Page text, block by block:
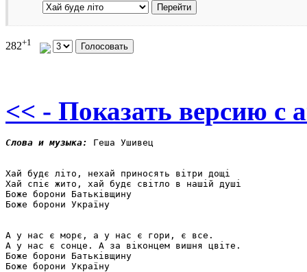
282+1
<< - Показать версию c
Слова и музыка: Геша Ушивец
Хай будє літо, нехай приносять вітри дощі
Хай спіє жито, хай будє світло в нашій душі
Боже борони Батьківщину
Боже борони Україну
А у нас є морє, а у нас є гори, є все.
А у нас є сонце. А за віконцем вишня цвіте.
Боже борони Батьківщину
Боже борони Україну